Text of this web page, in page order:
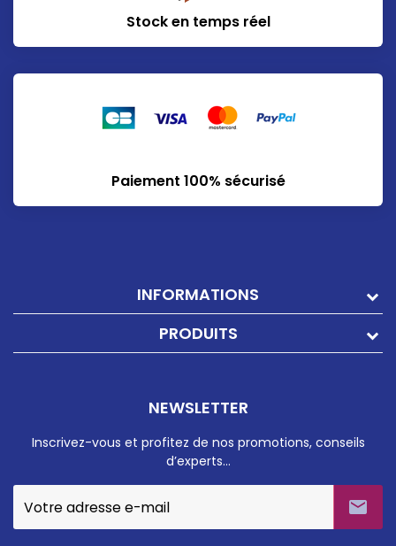
Stock en temps réel
Paiement 100% sécurisé
INFORMATIONS
PRODUITS
NEWSLETTER
Inscrivez-vous et profitez de nos promotions, conseils
d’experts…
